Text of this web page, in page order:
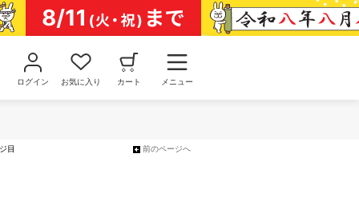
ログイン お気に入り カート メニュー
目 前のページへ